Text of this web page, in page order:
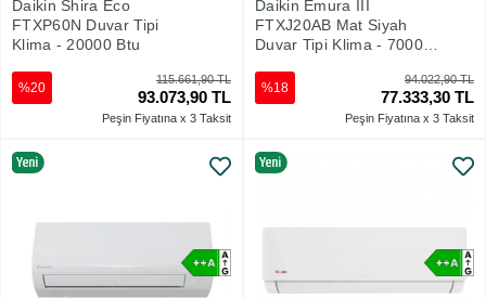
Daikin Shira Eco
FTXP60N Duvar Tipi
Klima - 20000 Btu
115.661,90 TL
93.073,90 TL
%20
Peşin Fiyatına x 3 Taksit
Daikin Emura III
FTXJ20AB Mat Siyah
Duvar Tipi Klima - 7000
94.022,90 TL
77.333,30 TL
%18
Peşin Fiyatına x 3 Taksit